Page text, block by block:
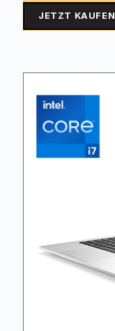
JETZT KAUFEN